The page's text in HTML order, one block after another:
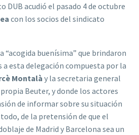
DUB acudió el pasado 4 de octubre
con los socios del sindicato
“acogida buenísima” que brindaron
esta delegación compuesta por la
Montalày la secretaria general
Beuter, y donde los actores
de informar sobre su situación
de la pretensión de que el
de Madrid y Barcelona sea un